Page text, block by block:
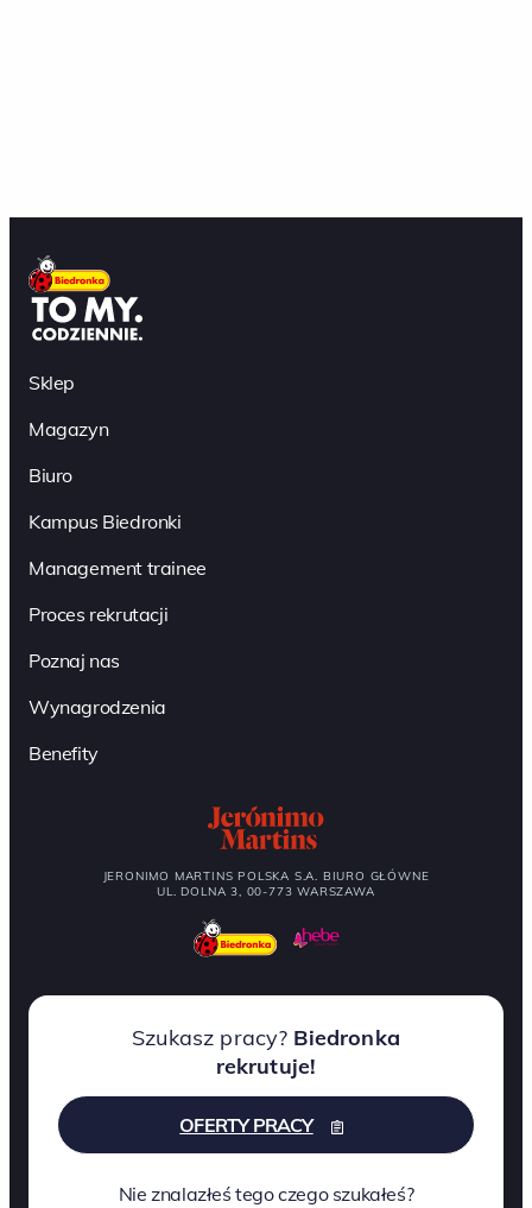
Sklep
Magazyn
Biuro
Kampus Biedronki
Management trainee
Proces rekrutacji
Poznaj nas
Wynagrodzenia
Benefity
JERONIMO MARTINS POLSKA S.A. BIURO GŁÓWNE
UL. DOLNA 3, 00-773 WARSZAWA
Szukasz pracy? Biedronka
rekrutuje!
OFERTY PRACY
Nie znalazłeś tego czego szukałeś?